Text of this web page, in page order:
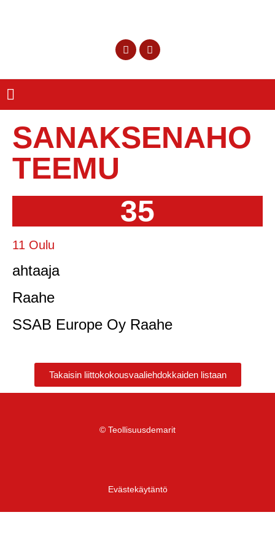
SANAKSENAHO
TEEMU
35
11 Oulu
ahtaaja
Raahe
SSAB Europe Oy Raahe
Takaisin liittokokousvaaliehdokkaiden listaan
© Teollisuusdemarit
Evästekäytäntö